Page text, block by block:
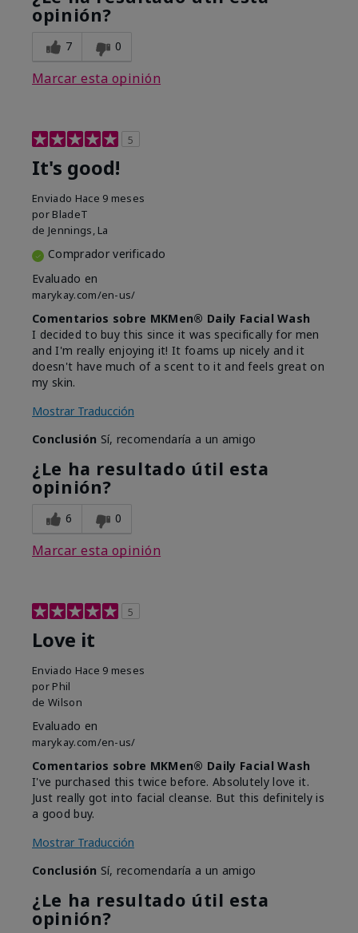
opinión?
7 0
Marcar esta opinión
5
It's good!
Enviado Hace 9 meses
por BladeT
de Jennings, La
Comprador verificado
Evaluado en
marykay.com/en-us/
Comentarios sobre MKMen® Daily Facial Wash
I decided to buy this since it was specifically for men
and I'm really enjoying it! It foams up nicely and it
doesn't have much of a scent to it and feels great on
my skin.
Mostrar Traducción
Conclusión Sí, recomendaría a un amigo
¿Le ha resultado útil esta
opinión?
6 0
Marcar esta opinión
5
Love it
Enviado Hace 9 meses
por Phil
de Wilson
Evaluado en
marykay.com/en-us/
Comentarios sobre MKMen® Daily Facial Wash
I've purchased this twice before. Absolutely love it.
Just really got into facial cleanse. But this definitely is
a good buy.
Mostrar Traducción
Conclusión Sí, recomendaría a un amigo
¿Le ha resultado útil esta
opinión?